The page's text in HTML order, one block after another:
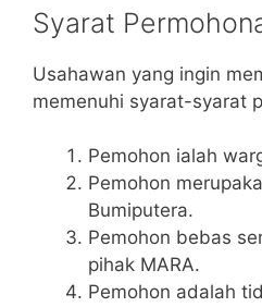
Syarat
Usahawan yang ingin
memenuhi syarat-syarat
Pemohon ialah
Pemohon
Bumiputera.
Pemohon bebas
pihak MARA.
Pemohon adalah